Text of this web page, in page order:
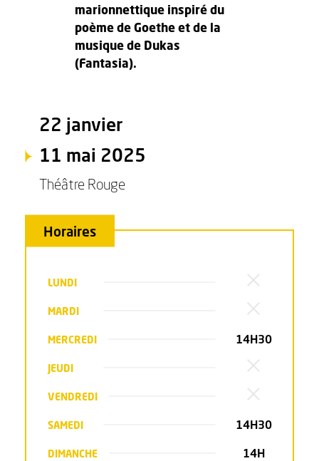
marionnettique inspiré du
poème de Goethe et de la
musique de Dukas
(Fantasia).
22 janvier
11 mai 2025
Théâtre Rouge
Horaires
LUNDI
MARDI
MERCREDI 14H30
JEUDI
VENDREDI
SAMEDI 14H30
DIMANCHE 14H